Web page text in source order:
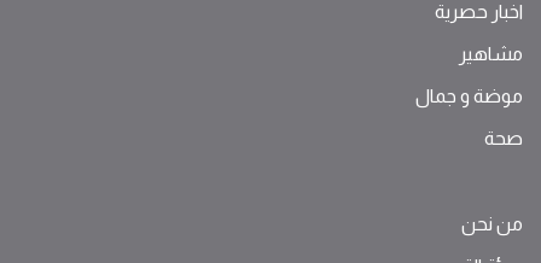
اخبار حصرية
مشاهير
موضة ‫و‬ ‫‬‫جمال‬
صحة
من نحن